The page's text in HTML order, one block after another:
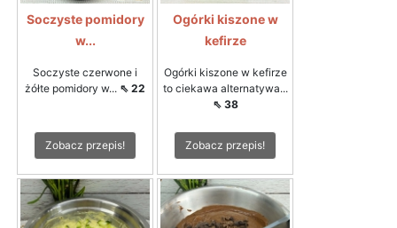
Soczyste pomidory
w...
Soczyste czerwone i
żółte pomidory w... ⇖ 22
Zobacz przepis!
Ogórki kiszone w
kefirze
Ogórki kiszone w kefirze
to ciekawa alternatywa...
⇖ 38
Zobacz przepis!